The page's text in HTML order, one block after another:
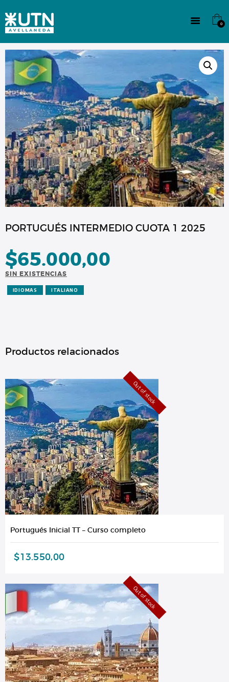
0
CULTURA
SEDE G. PANE (MITRE)
DOMÍNICO
CONTACTO
PORTUGUÉS INTERMEDIO CUOTA 1 2025
$65.000,00
SIN EXISTENCIAS
IDIOMAS ITALIANO
Productos relacionados
Out of stock
Portugués Inicial TT – Curso completo
$13.550,00
Out of stock